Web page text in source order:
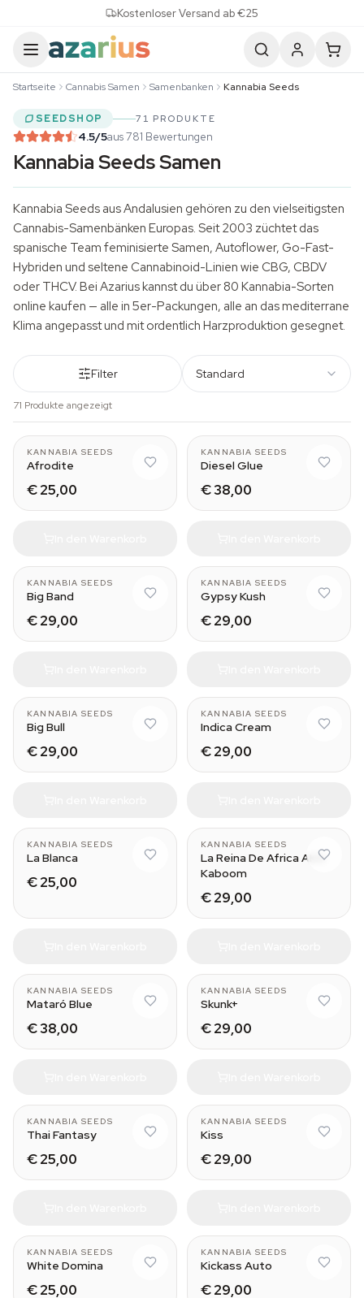
Kostenloser Versand ab €25
Startseite Cannabis Samen Samenbanken Kannabia Seeds
SEEDSHOP 71 PRODUKTE
4.5/5aus 781 Bewertungen
Kannabia Seeds Samen
Kannabia Seeds aus Andalusien gehören zu den vielseitigsten
Cannabis-Samenbänken Europas. Seit 2003 züchtet das
spanische Team feminisierte Samen, Autoflower, Go-Fast-
Hybriden und seltene Cannabinoid-Linien wie CBG, CBDV
oder THCV. Bei Azarius kannst du über 80 Kannabia-Sorten
online kaufen — alle in 5er-Packungen, alle an das mediterrane
Klima angepasst und mit ordentlich Harzproduktion gesegnet.
Filter Standard
71 Produkte angezeigt
KANNABIA SEEDS
Afrodite
€ 25,00
KANNABIA SEEDS
Diesel Glue
€ 38,00
KANNABIA SEEDS
Big Band
€ 29,00
KANNABIA SEEDS
Gypsy Kush
€ 29,00
KANNABIA SEEDS
Big Bull
€ 29,00
KANNABIA SEEDS
Indica Cream
€ 29,00
KANNABIA SEEDS
La Blanca
€ 25,00
KANNABIA SEEDS
La Reina De Africa AKA
Kaboom
€ 29,00
KANNABIA SEEDS
Mataró Blue
€ 38,00
KANNABIA SEEDS
Skunk+
€ 29,00
KANNABIA SEEDS
Thai Fantasy
€ 25,00
KANNABIA SEEDS
Kiss
€ 29,00
KANNABIA SEEDS
White Domina
€ 25,00
KANNABIA SEEDS
Kickass Auto
€ 29,00